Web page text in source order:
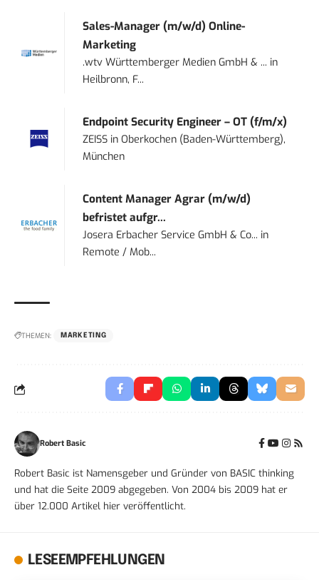
Sales-Manager (m/w/d) Online-
Marketing
.wtv Württemberger Medien GmbH & ... in
Heilbronn, F...
Endpoint Security Engineer – OT (f/m/x)
ZEISS inOberkochen (Baden-Württemberg),
München
Content Manager Agrar (m/w/d)
befristet aufgr...
Josera Erbacher Service GmbH & Co... in
Remote / Mob...
THEMEN: MARKETING
Robert Basic
Robert Basic ist Namensgeber und Gründer von BASIC thinking
und hat die Seite 2009 abgegeben. Von 2004 bis 2009 hat er
über 12.000 Artikel hier veröffentlicht.
LESEEMPFEHLUNGEN